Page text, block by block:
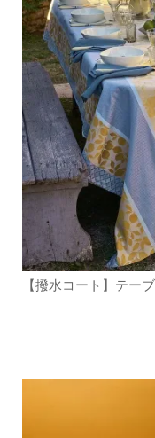
【撥水コート】テー